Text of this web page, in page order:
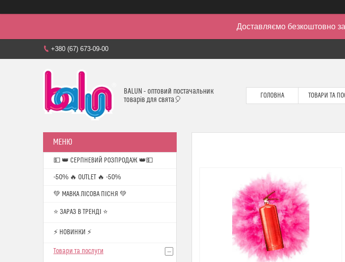
Доставляємо безкоштовно
+380 (67) 673-09-00
BALUN - оптовий постачальник
товарів для свята🎈
ГОЛОВНА ТОВАРИ ТА
💵 👑 СЕРПНЕВИЙ РОЗПРОДАЖ 👑💵
-50% 🔥 OUTLET 🔥 -50%
💚 МАВКА ЛІСОВА ПІСНЯ 💚
⭐️ ЗАРАЗ В ТРЕНДІ ⭐️
⚡ НОВИНКИ ⚡
Товари та послуги